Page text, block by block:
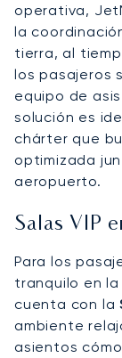
operativa,
la
tierra, al
los pasajeros
equipo de
solución es
chárter que
optimizada
aeropuerto.
Salas VIP
Para los
tranquilo en
cuenta con la
ambiente
asientos